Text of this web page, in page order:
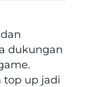
dukungan
top up jadi